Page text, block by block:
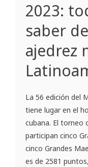
2023:
saber
ajedrez
La 56 edición del
tiene lugar en el
cubana. El torneo
participan cinco
cinco Grandes
es de 2581